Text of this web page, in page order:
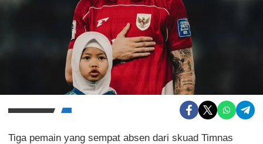
Tiga pemain yang sempat absen dari skuad Timnas